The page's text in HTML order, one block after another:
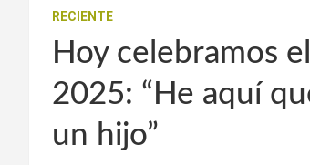
RECIENTE
Hoy celebramos
2025: “He aquí
un hijo”